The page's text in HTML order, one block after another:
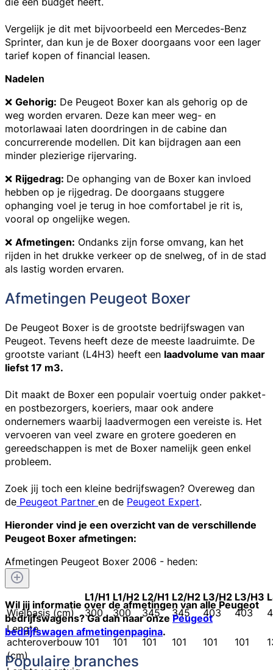
Vergelijk je dit met bijvoorbeeld een Mercedes-Benz
Sprinter, dan kun je de Boxer doorgaans voor een lager
tarief kopen of financial leasen.
Nadelen
❌ Gehorig: De Peugeot Boxer kan als gehorig op de
weg worden ervaren. Deze kan meer weg- en
motorlawaai laten doordringen in de cabine dan
concurrerende modellen. Dit kan bijdragen aan een
minder plezierige rijervaring.
❌ Rijgedrag: De ophanging van de Boxer kan invloed
hebben op je rijgedrag. De doorgaans stuggere
ophanging voel je terug in hoe comfortabel je rit is,
vooral op ongelijke wegen.
❌ Afmetingen: Ondanks zijn forse omvang, kan het
rijden in het drukke verkeer op de snelweg, of in de stad
als lastig worden ervaren.
Afmetingen Peugeot Boxer
De Peugeot Boxer is de grootste bedrijfswagen van
Peugeot. Tevens heeft deze de meeste laadruimte. De
grootste variant (L4H3) heeft een laadvolume van maar
liefst 17 m3.
Dit maakt de Boxer een populair voertuig onder pakket-
en postbezorgers, koeriers, maar ook andere
ondernemers waarbij laadvermogen een vereiste is. Het
vervoeren van veel zware en grotere goederen en
gereedschappen is met de Boxer namelijk geen enkel
probleem.
Zoek jij toch een kleine bedrijfswagen? Overeweg dan
de Peugeot Partner en de Peugeot Expert.
Hieronder vind je een overzicht van de verschillende
Peugeot Boxer afmetingen:
Afmetingen Peugeot Boxer 2006 - heden:
L1/H1 L1/H2 L2/H1 L2/H2 L3/H2 L3/H3
Wielbasis (cm)
300 300 345 345 403 403
Lengte
achteroverbouw
(cm)
101 101 101 101 101 101
Wil jij informatie over de afmetingen van alle Peugeot
bedrijfswagens? Ga dan naar onze Peugeot
bedrijfswagen afmetingenpagina.
Populaire branches